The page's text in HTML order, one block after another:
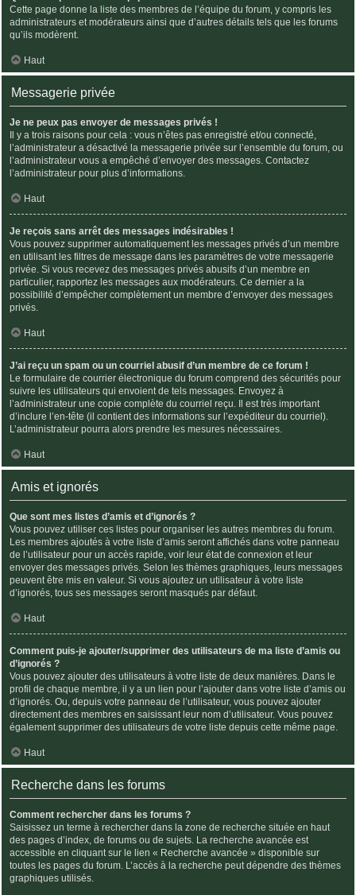
Cette page donne la liste des membres de l’équipe du forum, y compris les
administrateurs et modérateurs ainsi que d’autres détails tels que les forums
qu’ils modèrent.
Haut
Messagerie privée
Je ne peux pas envoyer de messages privés !
Il y a trois raisons pour cela : vous n’êtes pas enregistré et/ou connecté,
l’administrateur a désactivé la messagerie privée sur l’ensemble du forum, ou
l’administrateur vous a empêché d’envoyer des messages. Contactez
l’administrateur pour plus d’informations.
Haut
Je reçois sans arrêt des messages indésirables !
Vous pouvez supprimer automatiquement les messages privés d’un membre
en utilisant les filtres de message dans les paramètres de votre messagerie
privée. Si vous recevez des messages privés abusifs d’un membre en
particulier, rapportez les messages aux modérateurs. Ce dernier a la
possibilité d’empêcher complètement un membre d’envoyer des messages
privés.
Haut
J’ai reçu un spam ou un courriel abusif d’un membre de ce forum !
Le formulaire de courrier électronique du forum comprend des sécurités pour
suivre les utilisateurs qui envoient de tels messages. Envoyez à
l’administrateur une copie complète du courriel reçu. Il est très important
d’inclure l’en-tête (il contient des informations sur l’expéditeur du courriel).
L’administrateur pourra alors prendre les mesures nécessaires.
Haut
Amis et ignorés
Que sont mes listes d’amis et d’ignorés ?
Vous pouvez utiliser ces listes pour organiser les autres membres du forum.
Les membres ajoutés à votre liste d’amis seront affichés dans votre panneau
de l’utilisateur pour un accès rapide, voir leur état de connexion et leur
envoyer des messages privés. Selon les thèmes graphiques, leurs messages
peuvent être mis en valeur. Si vous ajoutez un utilisateur à votre liste
d’ignorés, tous ses messages seront masqués par défaut.
Haut
Comment puis-je ajouter/supprimer des utilisateurs de ma liste d’amis ou
d’ignorés ?
Vous pouvez ajouter des utilisateurs à votre liste de deux manières. Dans le
profil de chaque membre, il y a un lien pour l’ajouter dans votre liste d’amis ou
d’ignorés. Ou, depuis votre panneau de l’utilisateur, vous pouvez ajouter
directement des membres en saisissant leur nom d’utilisateur. Vous pouvez
également supprimer des utilisateurs de votre liste depuis cette même page.
Haut
Recherche dans les forums
Comment rechercher dans les forums ?
Saisissez un terme à rechercher dans la zone de recherche située en haut
des pages d’index, de forums ou de sujets. La recherche avancée est
accessible en cliquant sur le lien « Recherche avancée » disponible sur
toutes les pages du forum. L’accès à la recherche peut dépendre des thèmes
graphiques utilisés.